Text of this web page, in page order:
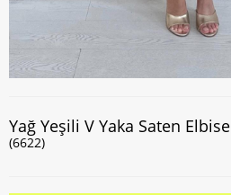
Yağ Yeşili V Yaka Saten Elbise
(6622)